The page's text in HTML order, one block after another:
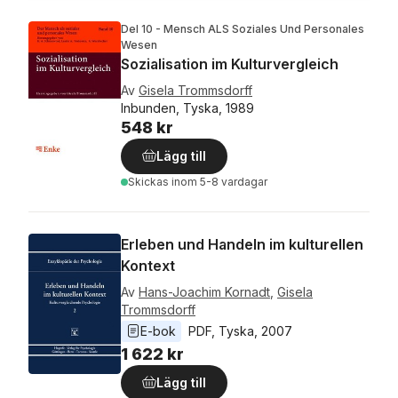
Del 10 - Mensch ALS Soziales Und Personales
Wesen
Sozialisation im Kulturvergleich
Av Gisela Trommsdorff
Inbunden, Tyska, 1989
548 kr
Lägg till
Skickas inom 5-8 vardagar
Erleben und Handeln im kulturellen
Kontext
Av Hans-Joachim Kornadt Gisela
Trommsdorff
E-bok
PDF Tyska 2007
1 622 kr
Lägg till